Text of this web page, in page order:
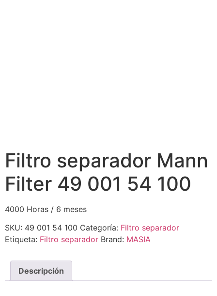
Filtro separador Mann
Filter 49 001 54 100
4000 Horas / 6 meses
SKU: 49 001 54 100 Categoría: Filtro separador
Etiqueta: Filtro separador Brand: MASIA
Descripción